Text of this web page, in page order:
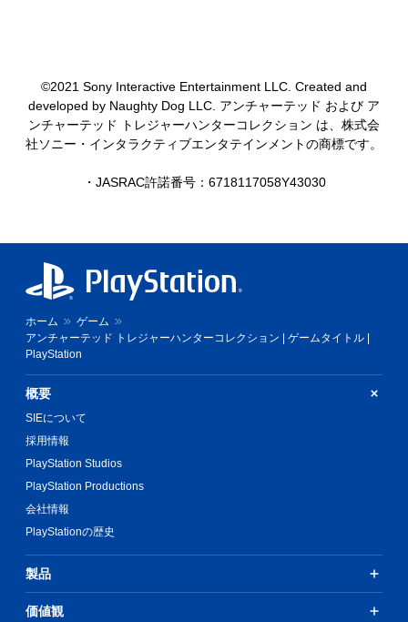
©2021 Sony Interactive Entertainment LLC. Created and
developed by Naughty Dog LLC. アンチャーテッド および ア
ンチャーテッド トレジャーハンターコレクション は、株式会
社ソニー・インタラクティブエンタテインメントの商標です。
・JASRAC許諾番号：6718117058Y43030
ホーム
ゲーム
アンチャーテッド トレジャーハンターコレクション | ゲームタイトル |
PlayStation
概要
SIEについて
採用情報
PlayStation Studios
PlayStation Productions
会社情報
PlayStationの歴史
製品
価値観